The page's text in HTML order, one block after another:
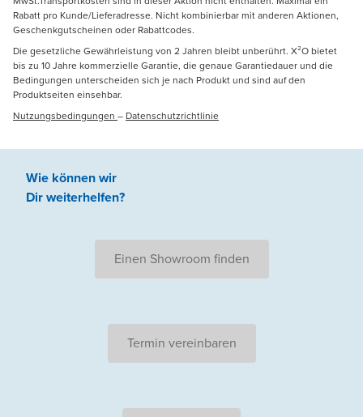
Rabatt pro Kunde/Lieferadresse. Nicht kombinierbar mit anderen Aktionen,
Geschenkgutscheinen oder Rabattcodes.
Die gesetzliche Gewährleistung von 2 Jahren bleibt unberührt. X²O bietet
bis zu 10 Jahre kommerzielle Garantie, die genaue Garantiedauer und die
Bedingungen unterscheiden sich je nach Produkt und sind auf den
Produktseiten einsehbar.
Nutzungsbedingungen – Datenschutzrichtlinie
Wie können wir
Dir weiterhelfen?
Einen Showroom finden
Termin vereinbaren